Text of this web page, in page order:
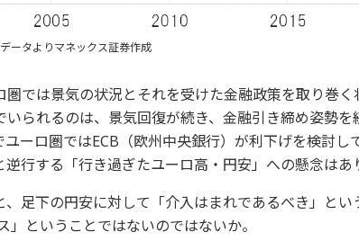
ータよりマネックス証券作成
圏では景気の状況とそれを受けた金融政策を取り巻
いられるのは、景気回復が続き、金融引き締め姿勢
ユーロ圏ではECB（欧州中央銀行）が利下げを検討し
行する「行き過ぎたユーロ高・円安」への懸念はあ
、足下の円安に対して「介入はまれであるべき」と
」ということではないのではないか。